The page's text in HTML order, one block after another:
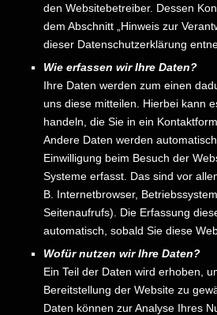
den Websitebetreiber. Dessen
dem Abschnitt „Hinweis zur
dieser Datenschutzerklärung
Wie erfassen wir Ihre Daten?
Ihre Daten werden zum einen
uns diese mitteilen. Hierbei kann
handeln, die Sie in ein
Andere Daten werden
Einwilligung beim Besuch der
Systeme erfasst. Das sind vor
B. Internetbrowser,
Seitenaufrufs). Die Erfassung
automatisch, sobald Sie diese
Wofür nutzen wir Ihre Daten?
Ein Teil der Daten wird erhoben,
Bereitstellung der Website zu
Daten können zur Analyse Ihres